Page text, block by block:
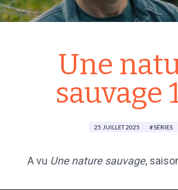
Une
sauvage
25 JUILLET 2025 SÉRIES
A vu Une nature sauvage,